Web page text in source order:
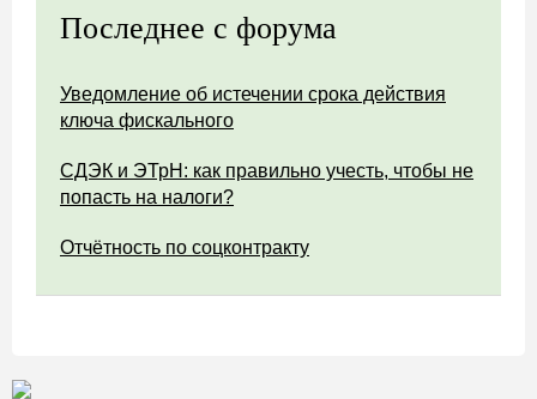
Последнее с форума
Уведомление об истечении срока действия
ключа фискального
СДЭК и ЭТрН: как правильно учесть, чтобы не
попасть на налоги?
Отчётность по соцконтракту